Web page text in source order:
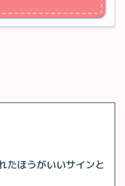
たほうがいいサインと